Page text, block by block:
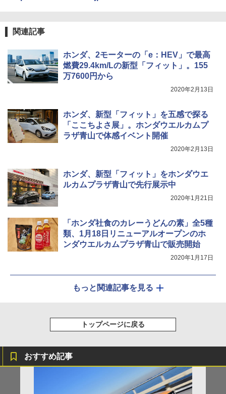
関連記事
ホンダ、2モーターの「e：HEV」で最高
燃費29.4km/Lの新型「フィット」。155
万7600円から
2020年2月13日
ホンダ、新型「フィット」を五感で探る
「ここちよさ展」。ホンダウエルカムプ
ラザ青山で体感イベント開催
2020年2月13日
ホンダ、新型「フィット」をホンダウエ
ルカムプラザ青山で先行展示中
2020年1月21日
「ホンダ社食のカレーうどんの素」全5種
類、1月18日リニューアルオープンのホ
ンダウエルカムプラザ青山で販売開始
2020年1月17日
もっと関連記事を見る
トップページに戻る
おすすめ記事